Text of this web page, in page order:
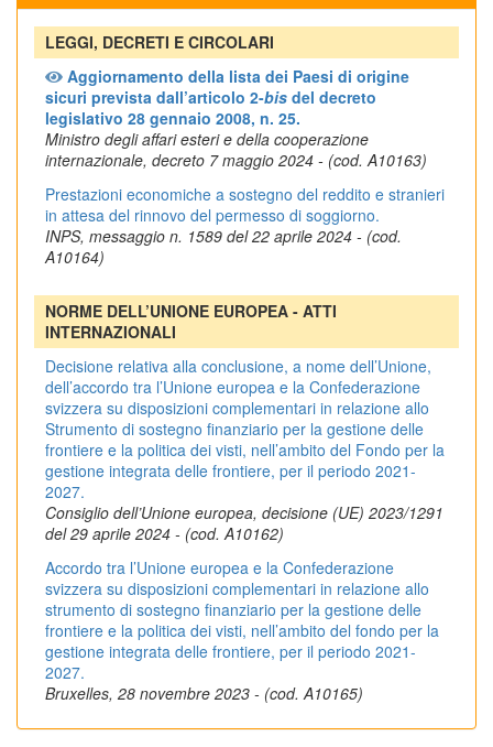
LEGGI, DECRETI E CIRCOLARI
Aggiornamento della lista dei Paesi di origine
sicuri prevista dall’articolo 2-bis del decreto
legislativo 28 gennaio 2008, n. 25.
Ministro degli affari esteri e della cooperazione
internazionale, decreto 7 maggio 2024 - (cod. A10163)
Prestazioni economiche a sostegno del reddito e stranieri
in attesa del rinnovo del permesso di soggiorno.
INPS, messaggio n. 1589 del 22 aprile 2024 - (cod.
A10164)
NORME DELL’UNIONE EUROPEA - ATTI
INTERNAZIONALI
Decisione relativa alla conclusione, a nome dell’Unione,
dell’accordo tra l’Unione europea e la Confederazione
svizzera su disposizioni complementari in relazione allo
Strumento di sostegno finanziario per la gestione delle
frontiere e la politica dei visti, nell’ambito del Fondo per la
gestione integrata delle frontiere, per il periodo 2021-
2027.
Consiglio dell’Unione europea, decisione (UE) 2023/1291
del 29 aprile 2024 - (cod. A10162)
Accordo tra l’Unione europea e la Confederazione
svizzera su disposizioni complementari in relazione allo
strumento di sostegno finanziario per la gestione delle
frontiere e la politica dei visti, nell’ambito del fondo per la
gestione integrata delle frontiere, per il periodo 2021-
2027.
Bruxelles, 28 novembre 2023 - (cod. A10165)